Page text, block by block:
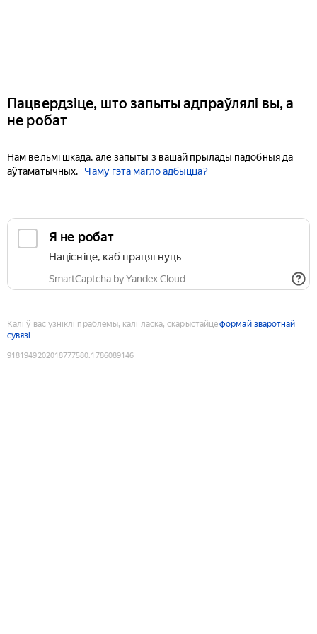
Пацвердзіце, што запыты адпраўлялі вы, а
не робат
Нам вельмі шкада, але запыты з вашай прылады падобныя да
аўтаматычных.
Чаму гэта магло адбыцца?
Я не робат
Націсніце, каб працягнуць
SmartCaptcha by Yandex Cloud
Калі ў вас узніклі праблемы, калі ласка, скарыстайцеформай зваротнай
сувязі
9181949202018777580:1786089146